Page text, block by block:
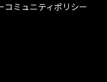
コミュニティポリシー